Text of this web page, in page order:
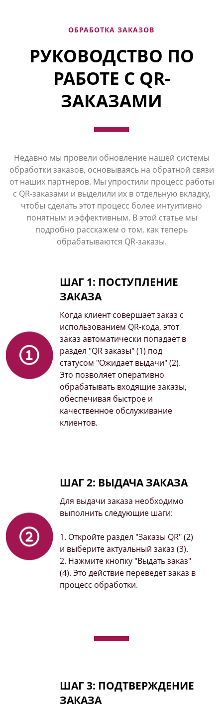
ОБРАБОТКА ЗАКАЗОВ
РУКОВОДСТВО ПО
РАБОТЕ С QR-
ЗАКАЗАМИ
Недавно мы провели обновление нашей системы
обработки заказов, основываясь на обратной связи
от наших партнеров. Мы упростили процесс работы
с QR-заказами и выделили их в отдельную вкладку,
чтобы сделать этот процесс более интуитивно
понятным и эффективным. В этой статье мы
подробно расскажем о том, как теперь
обрабатываются QR-заказы.
ШАГ 1: ПОСТУПЛЕНИЕ
ЗАКАЗА
Когда клиент совершает заказ с
использованием QR-кода, этот
заказ автоматически попадает в
раздел "QR заказы" (1) под
статусом "Ожидает выдачи" (2).
Это позволяет оперативно
обрабатывать входящие заказы,
обеспечивая быстрое и
качественное обслуживание
клиентов.
ШАГ 2: ВЫДАЧА ЗАКАЗА
Для выдачи заказа необходимо
выполнить следующие шаги:
1. Откройте раздел "Заказы QR" (2)
и выберите актуальный заказ (3).
2. Нажмите кнопку "Выдать заказ"
(4). Это действие переведет заказ в
процесс обработки.
ШАГ 3: ПОДТВЕРЖДЕНИЕ
ЗАКАЗА